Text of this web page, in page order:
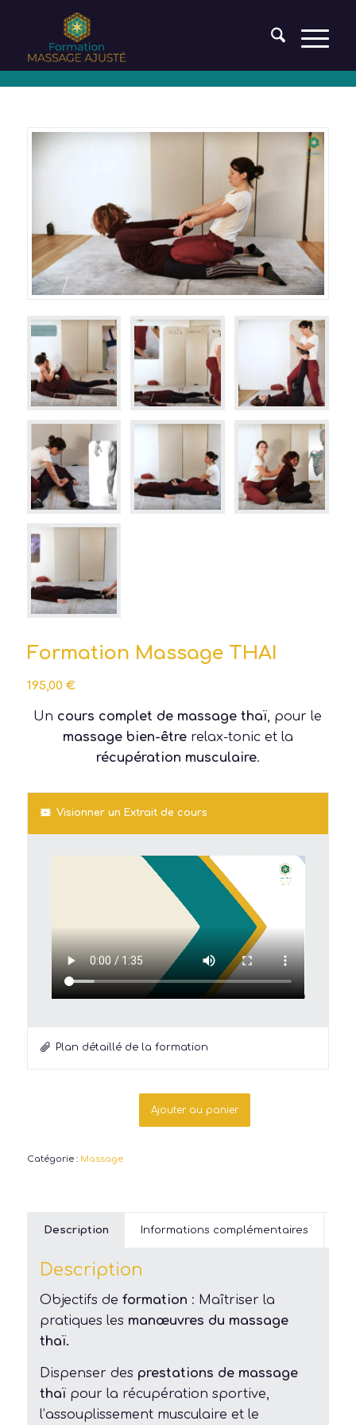
Formation Massage THAI
195,00 €
Un cours complet de massage thaï, pour le
massage bien-êtrerelax-tonic et la
récupération musculaire.
Visionner un Extrait de cours
Plan détaillé de la formation
Ajouter au panier
Catégorie : Massage
Description Informations complémentaires
Description
Objectifs de formation : Maîtriser la
pratiques les manœuvres du massage
thaï.
Dispenser des prestations de massage
thaïpour la récupération sportive,
l’assouplissement musculaire et le